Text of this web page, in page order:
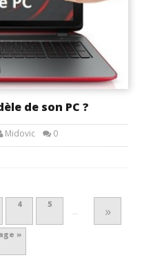
de son PC ?
Midovic 0
4 5
… »
»